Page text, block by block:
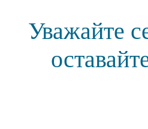
Уважайте